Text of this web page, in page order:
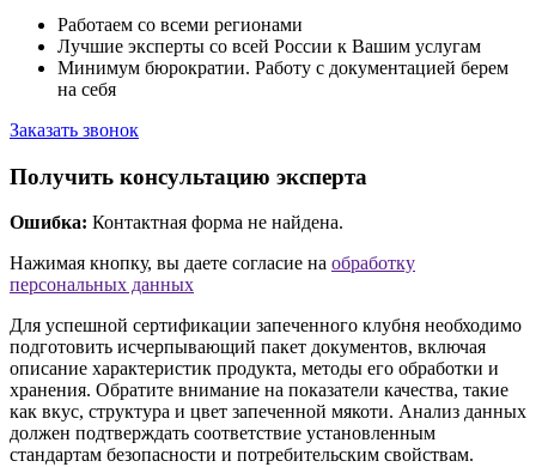
Работаем со всеми регионами
Лучшие эксперты со всей России к Вашим услугам
Минимум бюрократии. Работу с документацией берем
на себя
Заказать звонок
Получить консультацию эксперта
Ошибка: Контактная форма не найдена.
Нажимая кнопку, вы даете согласие на обработку
персональных данных
Для успешной сертификации запеченного клубня необходимо
подготовить исчерпывающий пакет документов, включая
описание характеристик продукта, методы его обработки и
хранения. Обратите внимание на показатели качества, такие
как вкус, структура и цвет запеченной мякоти. Анализ данных
должен подтверждать соответствие установленным
стандартам безопасности и потребительским свойствам.